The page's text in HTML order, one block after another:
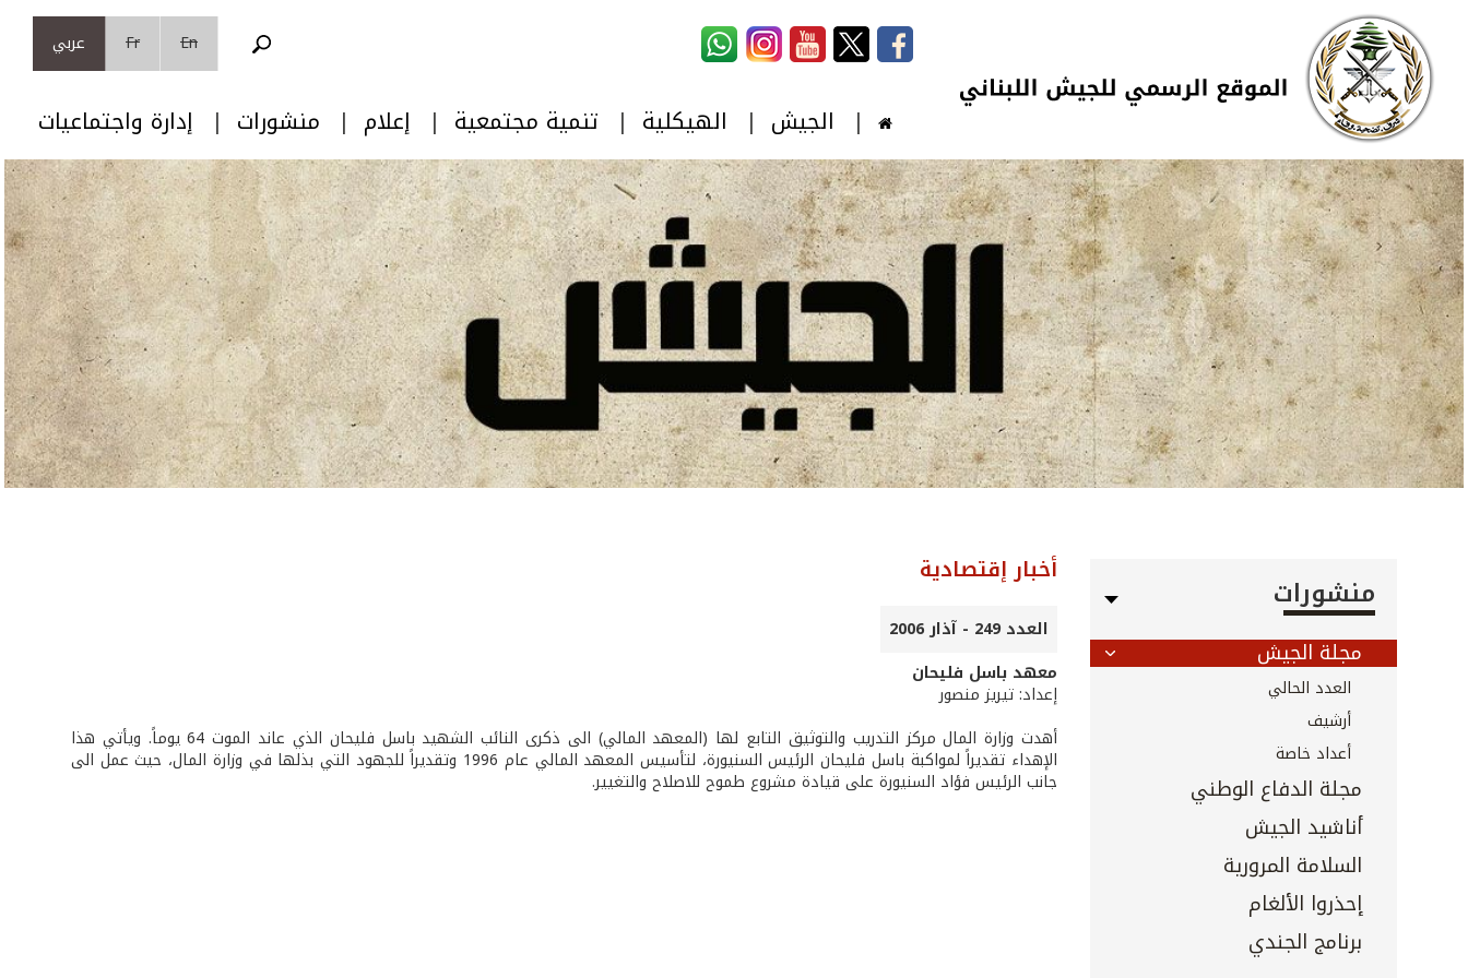
تجاوز إلى المحتوى الرئيسي
Skip to navigation
En
Fr عربي
الجيش الهيكلية تنمية مجتمعية إعلام منشورات إدارة واجتماعيات
منشورات
مجلة الجيش
العدد الحالي
أرشيف
أعداد خاصة
مجلة الدفاع الوطني
أناشيد الجيش
السلامة المرورية
إحذروا الألغام
برنامج الجندي
أخبار إقتصادية
العدد 249 - آذار 2006
معهد باسل فليحان
إعداد: تيريز منصور
أهدت وزارة المال مركز التدريب والتوثيق التابع لها (المعهد المالي) الى ذكرى النائب الشهيد باسل فليحان الذي عاند الموت 64 يوماً. ويأتي هذا
الإهداء تقديراً لمواكبة باسل فليحان الرئيس السنيورة، لتأسيس المعهد المالي عام 1996 وتقديراً للجهود التي بذلها في وزارة المال، حيث عمل الى
جانب الرئيس فؤاد السنيورة على قيادة مشروع طموح للاصلاح والتغيير.